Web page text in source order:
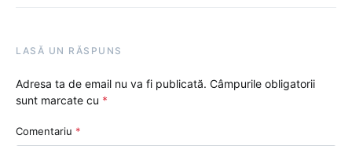
LASĂ UN RĂSPUNS
Adresa ta de email nu va fi publicată. Câmpurile obligatorii
sunt marcate cu *
Comentariu *